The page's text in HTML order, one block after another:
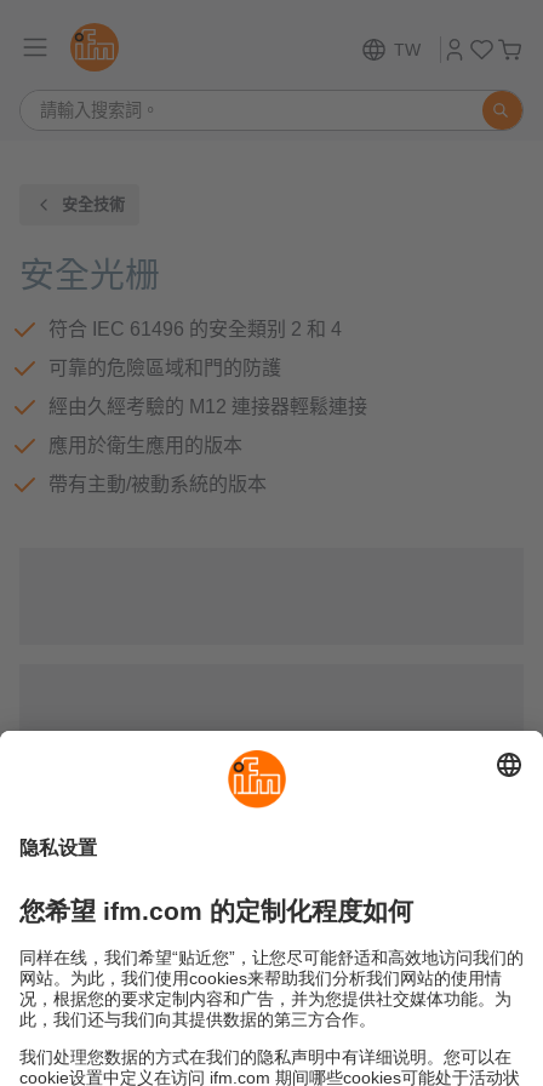
TW
安全技術
安全光栅
符合 IEC 61496 的安全類别 2 和 4
可靠的危險區域和門的防護
經由久經考驗的 M12 連接器輕鬆連接
應用於衛生應用的版本
帶有主動/被動系統的版本